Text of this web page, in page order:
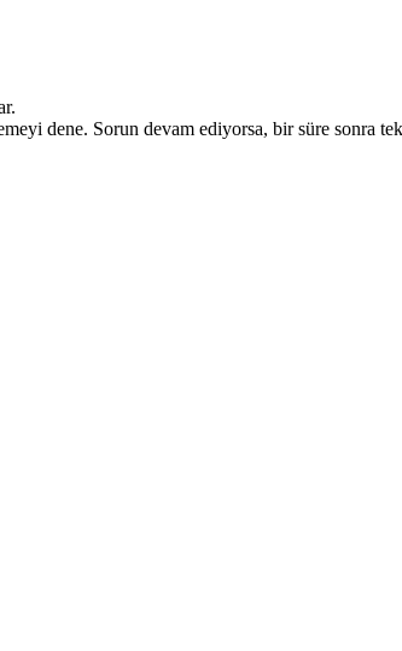
dene. Sorun devam ediyorsa, bir süre sonra